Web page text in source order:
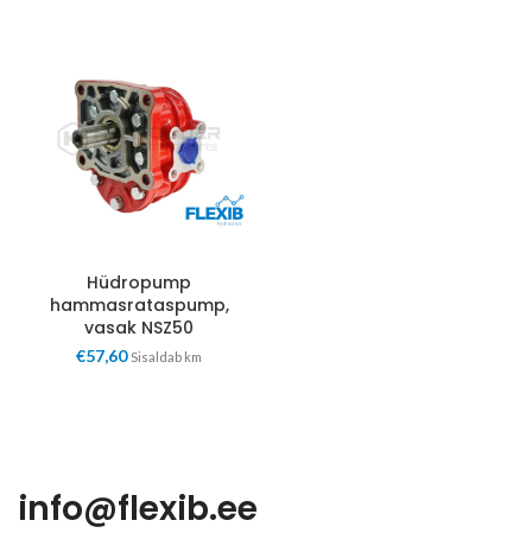
Hüdropump
hammasrataspump,
vasak NSZ50
€57,60 Sisaldab km
info@flexib.ee